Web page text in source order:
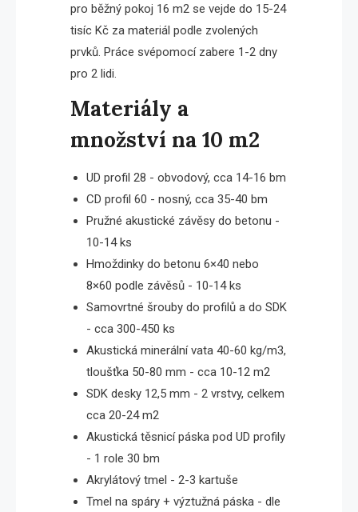
pro běžný pokoj 16 m2 se vejde do 15-24
tisíc Kč za materiál podle zvolených
prvků. Práce svépomocí zabere 1-2 dny
pro 2 lidi.
Materiály a
množství na 10 m2
UD profil 28 - obvodový, cca 14-16 bm
CD profil 60 - nosný, cca 35-40 bm
Pružné akustické závěsy do betonu -
10-14 ks
Hmoždinky do betonu 6×40 nebo
8×60 podle závěsů - 10-14 ks
Samovrtné šrouby do profilů a do SDK
- cca 300-450 ks
Akustická minerální vata 40-60 kg/m3,
tloušťka 50-80 mm - cca 10-12 m2
SDK desky 12,5 mm - 2 vrstvy, celkem
cca 20-24 m2
Akustická těsnicí páska pod UD profily
- 1 role 30 bm
Akrylátový tmel - 2-3 kartuše
Tmel na spáry + výztužná páska - dle